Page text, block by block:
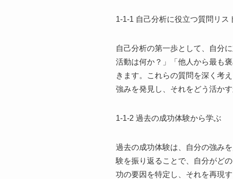
1-1-1 自己分析に役立つ質問リス
自己分析の第一歩として、自分
活動は何か？」「他人から最も
きます。これらの質問を深く考
強みを発見し、それをどう活か
1-1-2 過去の成功体験から学ぶ
過去の成功体験は、自分の強み
験を振り返ることで、自分がど
功の要因を特定し、それを再現